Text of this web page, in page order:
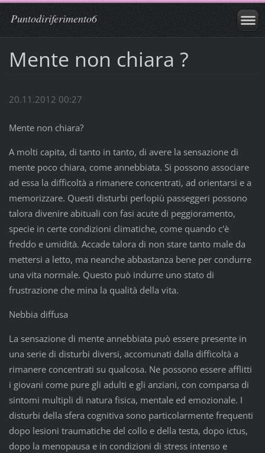
Puntodiriferimento6
Mente non chiara ?
20.11.2012 00:27
Mente non chiara?
A molti capita, di tanto in tanto, di avere la sensazione di
mente poco chiara, come annebbiata. Si possono associare
ad essa la difficoltà a rimanere concentrati, ad orientarsi e a
memorizzare. Questi disturbi perlopiù passeggeri possono
talora divenire abituali con fasi acute di peggioramento,
specie in certe condizioni climatiche, come quando c'è
freddo e umidità. Accade talora di non stare tanto male da
mettersi a letto, ma neanche abbastanza bene per condurre
una vita normale. Questo può indurre uno stato di
frustrazione che mina la qualità della vita.
Nebbia diffusa
La sensazione di mente annebbiata può essere presente in
una serie di disturbi diversi, accomunati dalla difficoltà a
rimanere concentrati su qualcosa. Ne possono essere afflitti
i giovani come pure gli adulti e gli anziani, con comparsa di
sintomi multipli di natura fisica, mentale ed emozionale. I
disturbi della sfera cognitiva sono particolarmente frequenti
dopo lesioni traumatiche del collo e della testa, dopo ictus,
dopo la menopausa e in condizioni di stress intenso e